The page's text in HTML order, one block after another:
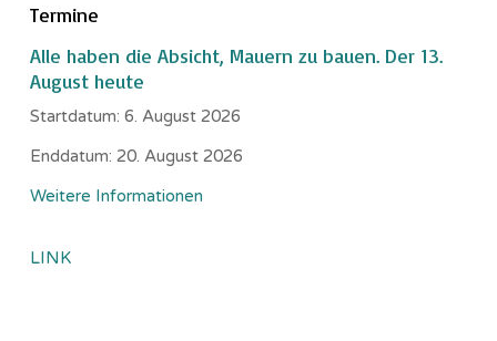
Termine
Alle haben die Absicht, Mauern zu bauen. Der 13.
August heute
Startdatum: 6. August 2026
Enddatum: 20. August 2026
Weitere Informationen
LINK